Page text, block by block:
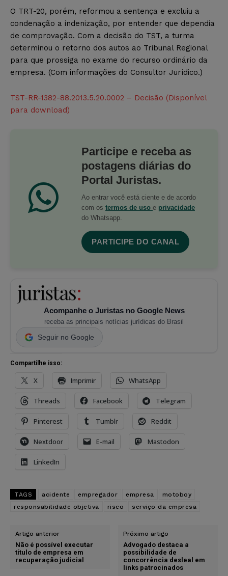
O TRT-20, porém, reformou a sentença e excluiu a
condenação a indenização, por entender que dependia
de comprovação. Com a decisão do TST, a turma
determinou o retorno dos autos ao Tribunal Regional
para que prossiga no exame do recurso ordinário da
empresa. (Com informações do Consultor Jurídico.)
TST-RR-1382-88.2013.5.20.0002 – Decisão (Disponível
para download)
Participe e receba as
postagens diárias do
Portal Juristas.
Ao entrar você está ciente e de acordo
com os termos de uso e privacidade
do Whatsapp.
PARTICIPE DO CANAL
Acompanhe o Juristas no Google News
receba as principais notícias jurídicas do Brasil
Seguir no Google
Compartilhe isso:
X Imprimir WhatsApp
Threads Facebook Telegram
Pinterest Tumblr Reddit
Nextdoor E-mail Mastodon
LinkedIn
TAGS acidente empregador empresa
motoboy
responsabilidade objetiva
risco serviço da empresa
Artigo anterior
Não é possível executar
título de empresa em
recuperação judicial
Próximo artigo
Advogado destaca a
possibilidade de
concorrência desleal em
links patrocinados